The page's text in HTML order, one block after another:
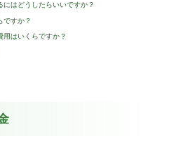
にはどうしたらいいですか？
ですか？
用はいくらですか？